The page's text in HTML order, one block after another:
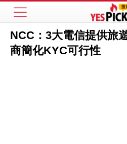
NCC：3大電信提供旅
商簡化KYC可行性